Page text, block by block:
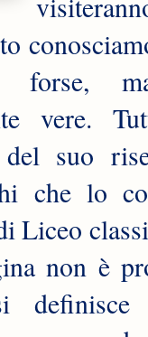
forse,
vere.
del suo
che lo
Liceo
non è